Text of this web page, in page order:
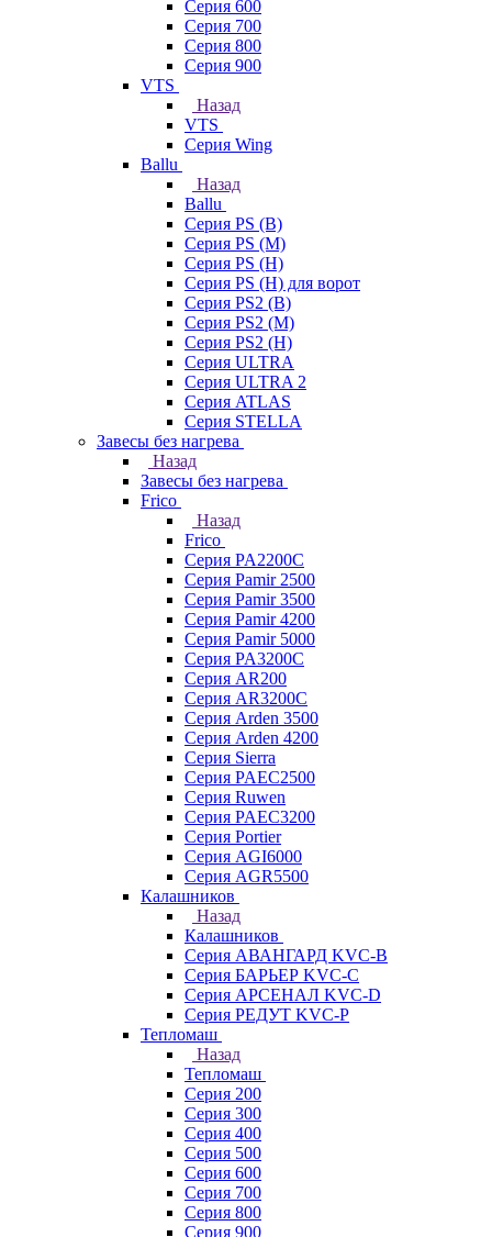
Серия 600
Серия 700
Серия 800
Серия 900
VTS
Назад
VTS
Серия Wing
Ballu
Назад
Ballu
Серия PS (B)
Серия PS (M)
Серия PS (H)
Серия PS (H) для ворот
Серия PS2 (B)
Серия PS2 (M)
Серия PS2 (H)
Серия ULTRA
Серия ULTRA 2
Серия ATLAS
Серия STELLA
Завесы без нагрева
Назад
Завесы без нагрева
Frico
Назад
Frico
Серия PA2200C
Серия Pamir 2500
Серия Pamir 3500
Серия Pamir 4200
Серия Pamir 5000
Серия PA3200C
Серия AR200
Серия AR3200C
Серия Arden 3500
Серия Arden 4200
Серия Sierra
Серия PAEC2500
Серия Ruwen
Серия PAEC3200
Серия Portier
Серия AGI6000
Серия AGR5500
Калашников
Назад
Калашников
Серия АВАНГАРД KVC-B
Серия БАРЬЕР KVC-C
Серия АРСЕНАЛ KVC-D
Серия РЕДУТ KVC-P
Тепломаш
Назад
Тепломаш
Серия 200
Серия 300
Серия 400
Серия 500
Серия 600
Серия 700
Серия 800
Серия 900